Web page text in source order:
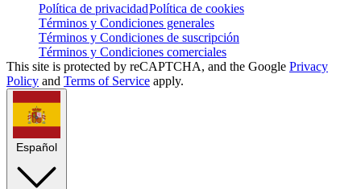
Política de privacidadPolítica de cookies
Términos y Condiciones generales
Términos y Condiciones de suscripción
Términos y Condiciones comerciales
This site is protected by reCAPTCHA, and the Google Privacy
Policy and Terms of Service apply.
Español